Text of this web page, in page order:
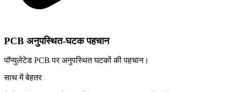
PCB अनुपस्थित-घटक पहचान
पॉप्युलेटेड PCB पर अनुपस्थित घटकों की पहचान।
साथ में बेहतर